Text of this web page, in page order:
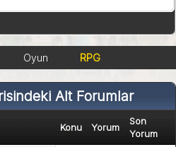
Oyun RPG
Alt Forumlar
Konu Yorum
Son
Yorum